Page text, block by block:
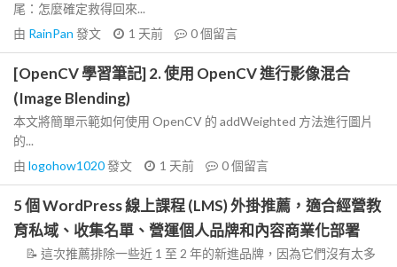
尾：怎麼確定救得回來...
由 RainPan 發文 1 天前 0個留言
[OpenCV 學習筆記] 2. 使用 OpenCV 進行影像混合
(Image Blending)
本文將簡單示範如何使用 OpenCV 的 addWeighted 方法進行圖片
的...
由 logohow1020發文 1 天前 0個留言
5 個 WordPress 線上課程 (LMS) 外掛推薦，適合經營教
育私域、收集名單、營運個人品牌和內容商業化部署
📝 這次推薦排除一些近 1 至 2 年的新進品牌，因為它們沒有太多